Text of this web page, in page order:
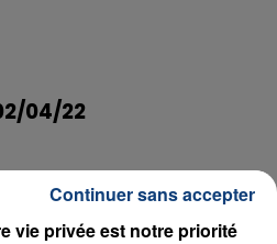
04/22
d'Adriàn Verdà tous les
22h à minuit sur Contact FM.
vie privée est notre priorité
Continuer sans accepter